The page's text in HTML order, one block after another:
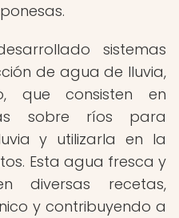
sistemas
de agua de lluvia,
que consisten en
sobre ríos para
y utilizarla en la
Esta agua fresca y
diversas recetas,
y contribuyendo a